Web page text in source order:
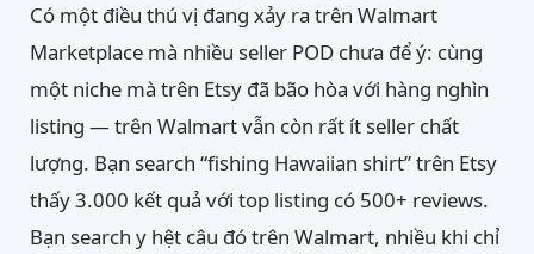
Có một điều thú vị đang xảy ra trên Walmart
Marketplace mà nhiều seller POD chưa để ý: cùng
một niche mà trên Etsy đã bão hòa với hàng nghìn
listing — trên Walmart vẫn còn rất ít seller chất
lượng. Bạn search “fishing Hawaiian shirt” trên Etsy
thấy 3.000 kết quả với top listing có 500+ reviews.
Bạn search y hệt câu đó trên Walmart, nhiều khi chỉ